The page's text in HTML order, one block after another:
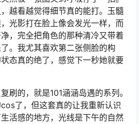
越看越觉得细节真的能打。玉髓
光影打在脸上像会发光一样，而
，完全把角色的那种清冷又带着
。我尤其喜欢第二张侧脸的构
态真的绝了，感觉下一秒她就要
刷的，就是101涵涵岛遇的系列。
了，但这套真的让我重新认识
活感的地方，光线是下午的自然